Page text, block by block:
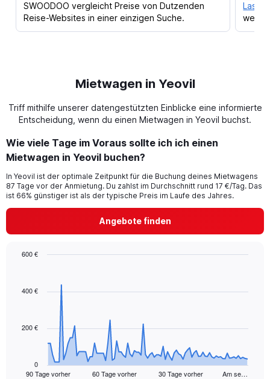
SWOODOO vergleicht Preise von Dutzenden
Reise-Websites in einer einzigen Suche.
Lass
Mietwagen in Yeovil
Triff mithilfe unserer datengestützten Einblicke eine informierte
Entscheidung, wenn du einen Mietwagen in Yeovil buchst.
Wie viele Tage im Voraus sollte ich ich einen
Mietwagen in Yeovil buchen?
In Yeovil ist der optimale Zeitpunkt für die Buchung deines Mietwagens
87 Tage vor der Anmietung. Du zahlst im Durchschnitt rund 17 €/Tag. Das
ist 66% günstiger ist als der typische Preis im Laufe des Jahres.
Angebote finden
data
The
90 Tage vorher 60 Tage vorher 30 Tage vorher Am se…
0
200 €
400 €
600 €
End